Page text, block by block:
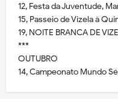
12, Festa da Juventude,
15, Passeio de Vizela à
19, NOITE BRANCA DE
***
OUTUBRO
14, Campeonato Mundo